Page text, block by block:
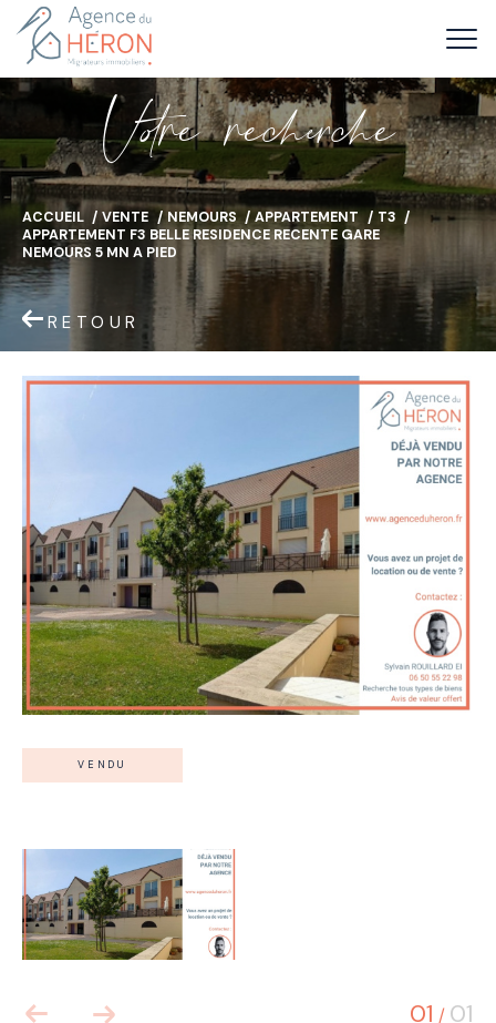
Vore recece
ACCUEIL VENTE NEMOURS APPARTEMENT
T3
APPARTEMENT F3 BELLE RESIDENCE RECENTE GARE
NEMOURS 5 MN A PIED
RETOUR
VENDU
01 / 01